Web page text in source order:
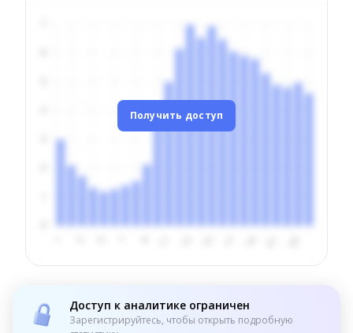
Получить доступ
Доступ к аналитике ограничен
Зарегистрируйтесь, чтобы открыть подробную